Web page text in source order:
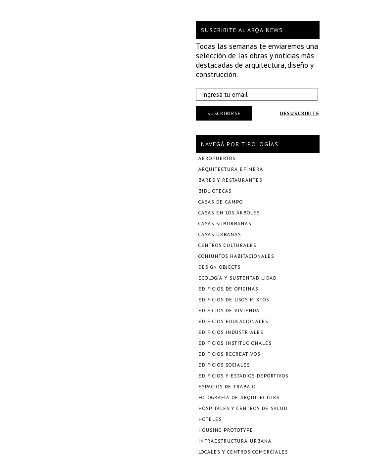
SUSCRIBITE AL ARQA NEWS
Todas las semanas te enviaremos una
selección de las obras y noticias más
destacadas de arquitectura, diseño y
construcción.
DESUSCRIBITE
SUSCRIBIRSE
NAVEGÁ POR TIPOLOGÍAS
AEROPUERTOS
ARQUITECTURA EFÍMERA
BARES Y RESTAURANTES
BIBLIOTECAS
CASAS DE CAMPO
CASAS EN LOS ÁRBOLES
CASAS SUBURBANAS
CASAS URBANAS
CENTROS CULTURALES
CONJUNTOS HABITACIONALES
DESIGN OBJECTS
ECOLOGÍA Y SUSTENTABILIDAD
EDIFICIOS DE OFICINAS
EDIFICIOS DE USOS MIXTOS
EDIFICIOS DE VIVIENDA
EDIFICIOS EDUCACIONALES
EDIFICIOS INDUSTRIALES
EDIFICIOS INSTITUCIONALES
EDIFICIOS RECREATIVOS
EDIFICIOS SOCIALES
EDIFICIOS Y ESTADIOS DEPORTIVOS
ESPACIOS DE TRABAJO
FOTOGRAFÍA DE ARQUITECTURA
HOSPITALES Y CENTROS DE SALUD
HOTELES
HOUSING PROTOTYPE
INFRAESTRUCTURA URBANA
LOCALES Y CENTROS COMERCIALES